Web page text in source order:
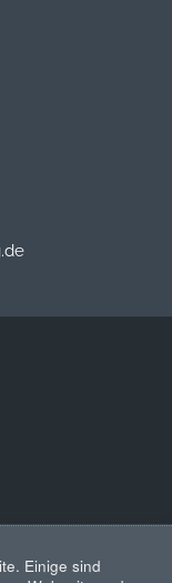
Einige sind